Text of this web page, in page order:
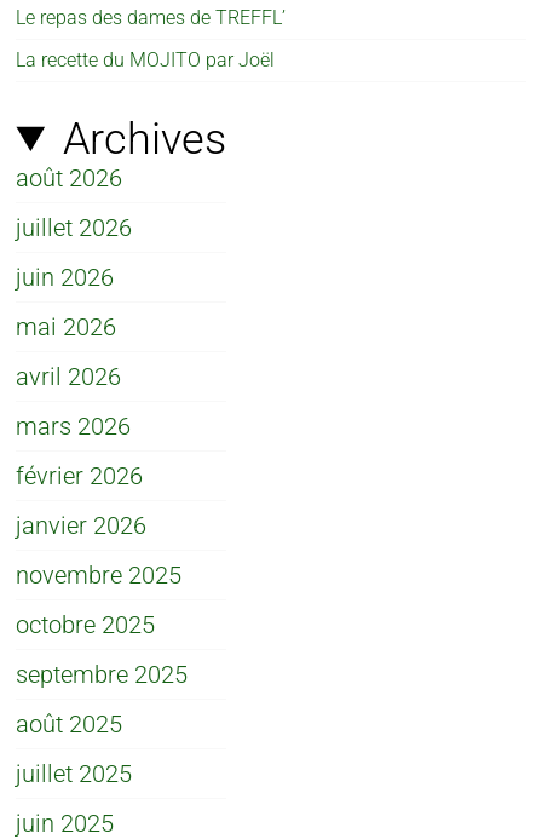
Le repas des dames de TREFFL’
La recette du MOJITO par Joël
Archives
août 2026
juillet 2026
juin 2026
mai 2026
avril 2026
mars 2026
février 2026
janvier 2026
novembre 2025
octobre 2025
septembre 2025
août 2025
juillet 2025
juin 2025